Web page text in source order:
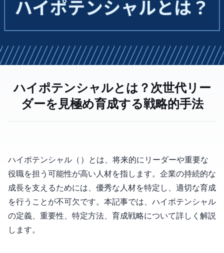
ハイポテンシャルとは？次世代リー
ダーを見極め育成する戦略的手法
ハイポテンシャル（High Potential, HiPo）とは、将来的にリーダーや重要な
役職を担う可能性が高い人材を指します。企業の持続的な
成長を支えるためには、優秀な人材を特定し、適切な育成
を行うことが不可欠です。本記事では、ハイポテンシャル
の定義、重要性、特定方法、育成戦略について詳しく解説
します。